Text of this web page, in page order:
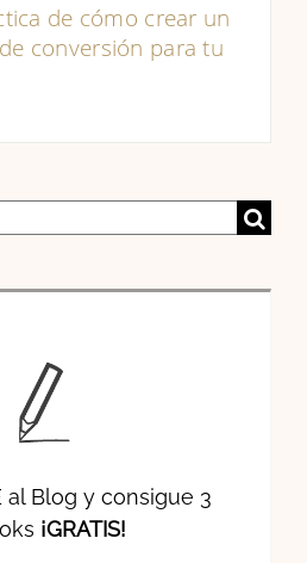
de cómo crear un
conversión para tu
al Blog y consigue 3
¡GRATIS!